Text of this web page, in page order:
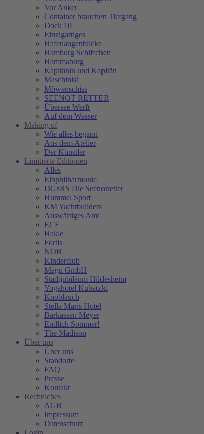
Vor Anker
Container brauchen Tiefgang
Dock 10
Einzigartiges
Hafenaugen­blicke
Hamburg Schiffchen
Hammaburg
Kapitänin und Kapitän
Maschinist
Möwenschiss
SEENOT RETTER
Übersee Werft
Auf dem Wasser
Making of
Wie alles begann
Aus dem Atelier
Der Künstler
Limitierte Editionen
Alles
Elbphilharmonie
DGzRS Die Seenotretter
Hummel Sport
KM Yachtbuilders
Auswärtiges Amt
ECE
Hakle
Fortis
NOB
Kinderclub
Magu GmbH
Stadtjubiläum Hildesheim
Yogahotel Kubatzki
Knoblauch
Stella Maris Hotel
Barkassen Meyer
Endlich Sommer!
The Madison
Über uns
Über uns
Standorte
FAQ
Presse
Kontakt
Rechtliches
AGB
Impressum
Datenschutz